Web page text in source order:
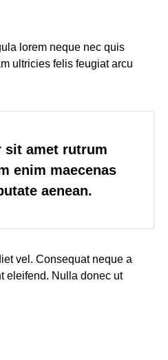
lorem neque nec quis
ultricies felis feugiat arcu
sit amet rutrum
enim maecenas
aenean.
vel. Consequat neque a
eleifend. Nulla donec ut